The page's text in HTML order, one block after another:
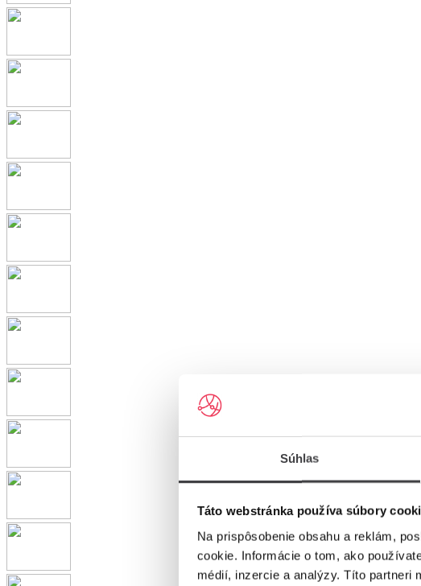
Súhlas
Táto webstránka používa súbory
Na prispôsobenie obsahu a reklám,
cookie. Informácie o tom, ako
médií, inzercie a analýzy. Títo